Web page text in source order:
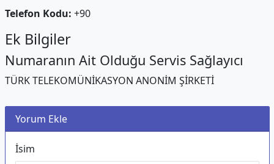
Telefon Kodu: +90
Ek Bilgiler
Numaranın Ait Olduğu Servis Sağlayıcı
TÜRK TELEKOMÜNİKASYON ANONİM ŞİRKETİ
Yorum Ekle
İsim